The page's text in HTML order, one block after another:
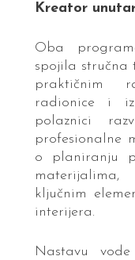
Kreator
Oba
spojila stručna
praktičnim
radionice i
polaznici
profesionalne
o planiranju
ključnim
interijera.
Nastavu